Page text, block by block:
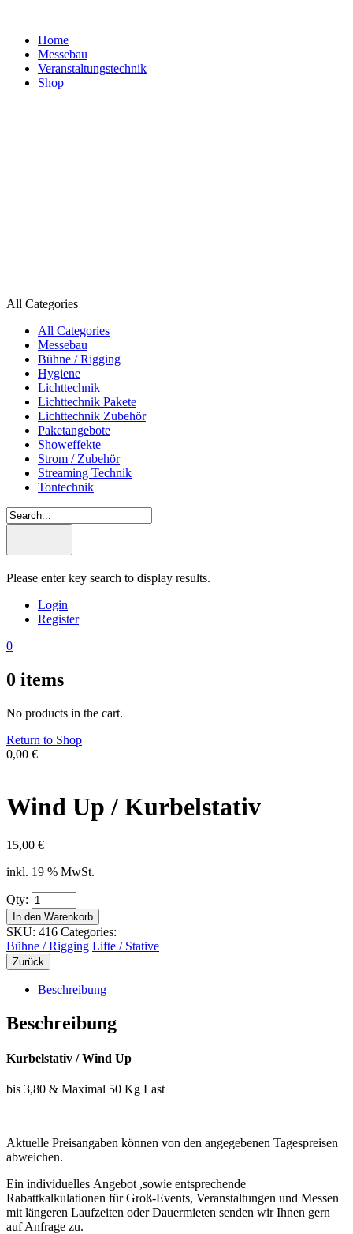
Home
Messebau
Veranstaltungs­technik
Shop
All Categories
All Categories
Messebau
Bühne / Rigging
Hygiene
Lichttechnik
Lichttechnik Pakete
Lichttechnik Zubehör
Paketangebote
Showeffekte
Strom / Zubehör
Streaming Technik
Tontechnik
Please enter key search to display results.
Login
Register
0
0 items
No products in the cart.
Return to Shop
0,00 €
Wind Up / Kurbelstativ
15,00 €
inkl. 19 % MwSt.
Qty:
In den Warenkorb
SKU: 416 Categories:
Bühne / Rigging Lifte / Stative
Zurück
Beschreibung
Beschreibung
Kurbelstativ / Wind Up
bis 3,80 & Maximal 50 Kg Last
Aktuelle Preisangaben können von den angegebenen Tagespreisen
abweichen.
Ein individuelles Angebot ,sowie entsprechende
Rabattkalkulationen für Groß-Events, Veranstaltungen und Messen
mit längeren Laufzeiten oder Dauermieten senden wir Ihnen gern
auf Anfrage zu.